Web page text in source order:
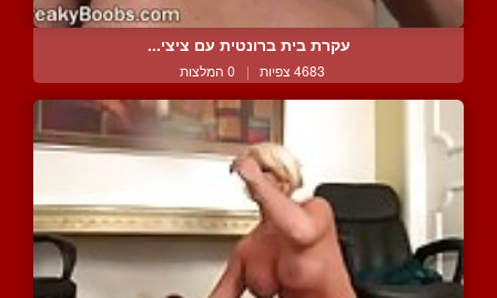
עקרת בית ברונטית עם ציצי...
4683 צפיות | 0 המלצות